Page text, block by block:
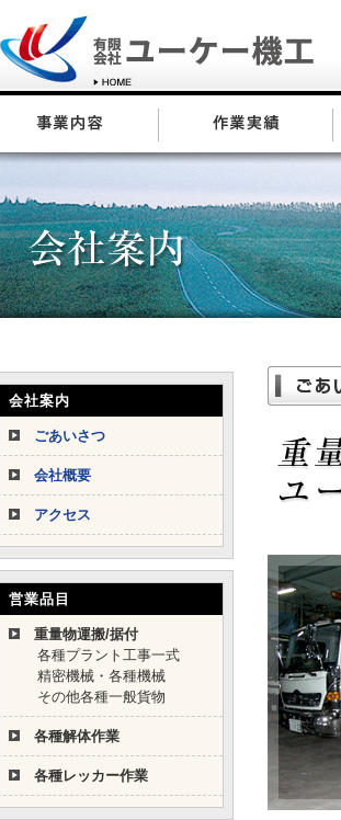
会社案内
ごあいさつ
会社概要
アクセス
営業品目
重量物運搬/据付
各種プラント工事一式
精密機械・各種機械
その他各種一般貨物
各種解体作業
各種レッカー作業